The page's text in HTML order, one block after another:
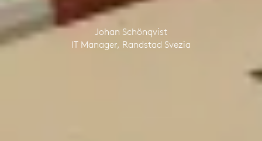
Johan Schönqvist
IT Manager, Randstad Svezia